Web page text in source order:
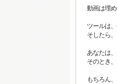
動画は埋め
ツールは、
そしたら、
あなたは
そのとき、
もちろん、